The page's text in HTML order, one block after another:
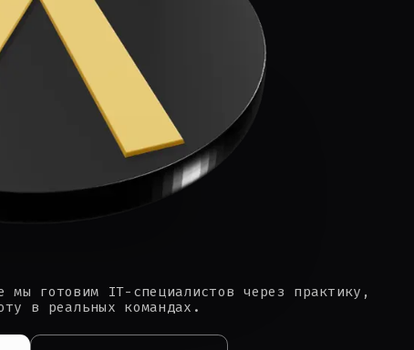
мы готовим IT-специалистов через практику,
в реальных командах.